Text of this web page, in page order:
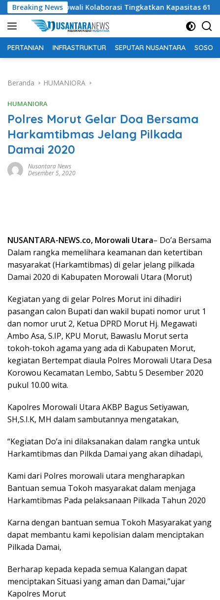
Langsung
ke
konten
Breaking News
Morowali Kolaborasi Tingkatkan Kapasitas 61 Kepala
PERTANIAN INFRASTRUKTUR SEPUTAR NUSANTARA SOSOK
Beranda HUMANIORA
HUMANIORA
Polres Morut Gelar Doa Bersama
Harkamtibmas Jelang Pilkada
Damai 2020
Nusantara News
Desember 5, 2020
NUSANTARA-NEWS.co, Morowali Utara– Do’a Bersama
Dalam rangka memelihara keamanan dan ketertiban
masyarakat (Harkamtibmas) di gelar jelang pilkada
Damai 2020 di Kabupaten Morowali Utara (Morut)
Kegiatan yang di gelar Polres Morut ini dihadiri
pasangan calon Bupati dan wakil bupati nomor urut 1
dan nomor urut 2, Ketua DPRD Morut Hj. Megawati
Ambo Asa, S.IP, KPU Morut, Bawaslu Morut serta
tokoh-tokoh agama yang ada di Kabupaten Morut,
kegiatan Bertempat diaula Polres Morowali Utara Desa
Korowou Kecamatan Lembo, Sabtu 5 Desember 2020
pukul 10.00 wita.
Kapolres Morowali Utara AKBP Bagus Setiyawan,
SH,S.I.K, MH dalam sambutannya mengatakan,
“Kegiatan Do’a ini dilaksanakan dalam rangka untuk
Harkamtibmas dan Pilkda Damai yang akan dihadapi,
Kami dari Polres morowali utara mengharapkan
Bantuan semua Tokoh masyarakat dalam menjaga
Harkamtibmas Pada pelaksanaan Pilkada Tahun 2020
Karna dengan bantuan semua Tokoh Masyarakat yang
dapat membantu kami kepolisian dalam menciptakan
Pilkada Damai,
Berharap kepada kepada semua Kalangan dapat
menciptakan Situasi yang aman dan Damai,”ujar
Kapolres Morut